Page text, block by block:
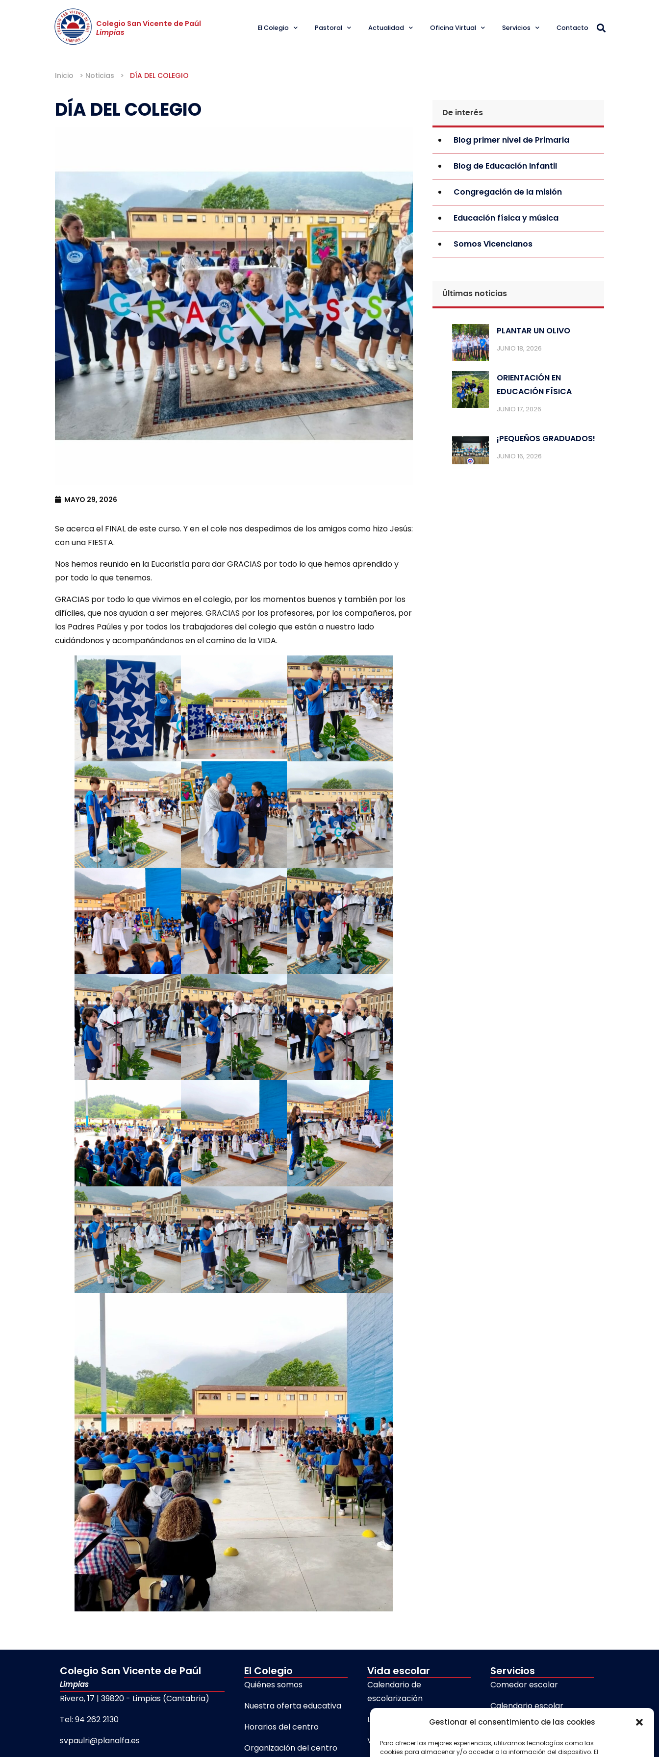
Gestionar el consentimiento de las cookies
Para ofrecer las mejores experiencias, utilizamos tecnologías como las
cookies para almacenar y/o acceder a la información del dispositivo. El
Colegio San Vicente de Paúl
Limpias
El Colegio Pastoral Actualidad Oficina Virtual Servicios Contacto
Inicio > Noticias > DÍA DEL COLEGIO
DÍA DEL COLEGIO
MAYO 29, 2026
Se acerca el FINAL de este curso. Y en el cole nos despedimos de los amigos como hizo Jesús:
con una FIESTA.
Nos hemos reunido en la Eucaristía para dar GRACIAS por todo lo que hemos aprendido y
por todo lo que tenemos.
GRACIAS por todo lo que vivimos en el colegio, por los momentos buenos y también por los
difíciles, que nos ayudan a ser mejores. GRACIAS por los profesores, por los compañeros, por
los Padres Paúles y por todos los trabajadores del colegio que están a nuestro lado
cuidándonos y acompañándonos en el camino de la VIDA.
De interés
Blog primer nivel de Primaria
Blog de Educación Infantil
Congregación de la misión
Educación física y música
Somos Vicencianos
Últimas noticias
PLANTAR UN OLIVO
JUNIO 18, 2026
ORIENTACIÓN EN
EDUCACIÓN FÍSICA
JUNIO 17, 2026
¡PEQUEÑOS GRADUADOS!
JUNIO 16, 2026
Colegio San Vicente de Paúl
Limpias
Rivero, 17 | 39820 - Limpias (Cantabria)
Tel: 94 262 2130
svpaulri@planalfa.es
El Colegio
Quiénes somos
Nuestra oferta educativa
Horarios del centro
Organización del centro
Vida escolar
Calendario de
escolarización
Libros de texto
Visita virtual 360º
Servicios
Comedor escolar
Calendario escolar
Transporte escolar
Aula matinal